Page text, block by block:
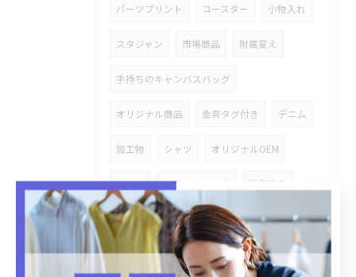
パーツプリント コースター 小物入れ
スタジャン 市場商品 附属変え
手持ちのキャンバスバッグ
オリジナル商品 金具タグ付き デニム
加工物 シャツ オリジナルOEM
レース ステッチワーク 雑貨商品
ハトロン紙 ストレッチデニム
デニムセットアップ バックプリント